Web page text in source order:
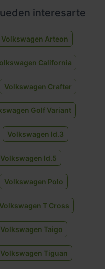
interesarte
Volkswagen Arteon
California
Volkswagen Crafter
Golf Variant
Volkswagen Id.3
Volkswagen Id.5
Volkswagen Polo
Volkswagen T Cross
Volkswagen Taigo
Volkswagen Tiguan